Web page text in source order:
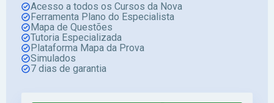
Acesso a todos os Cursos da Nova
Ferramenta Plano do Especialista
Mapa de Questões
Tutoria Especializada
Plataforma Mapa da Prova
Simulados
7 dias de garantia